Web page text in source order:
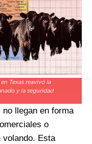
Texas reavivó la
y la seguridad
llegan en forma
o
Esta